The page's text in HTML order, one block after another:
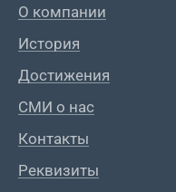
О компании
История
Достижения
СМИ о нас
Контакты
Реквизиты